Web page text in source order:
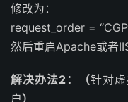
修改为：
request_order =
然后重启Apache或者
解决办法2：（针对
户）